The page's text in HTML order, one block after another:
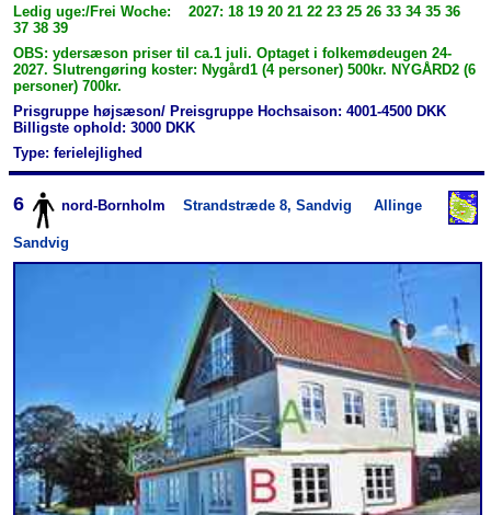
Ledig uge:/Frei Woche: 2027: 18 19 20 21 22 23 25 26 33 34 35 36
37 38 39
OBS: ydersæson priser til ca.1 juli. Optaget i folkemødeugen 24-
2027. Slutrengøring koster: Nygård1 (4 personer) 500kr. NYGÅRD2 (6
personer) 700kr.
Prisgruppe højsæson/ Preisgruppe Hochsaison: 4001-4500 DKK
Billigste ophold: 3000 DKK
Type: ferielejlighed
6 nord-Bornholm Strandstræde 8, Sandvig Allinge
Sandvig